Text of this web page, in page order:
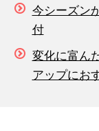
今シーズン
付
変化に富ん
アップにお